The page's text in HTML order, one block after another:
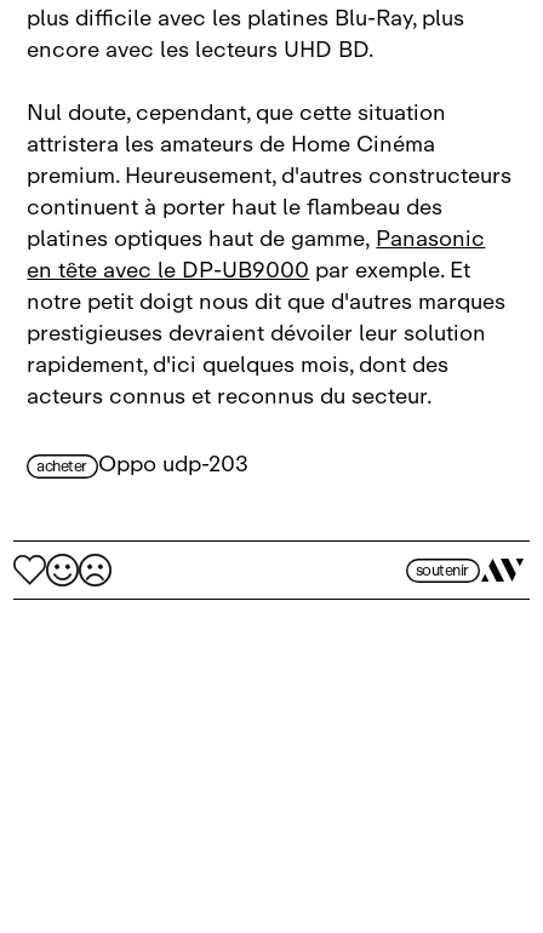
plus difficile avec les platines Blu‑Ray, plus
encore avec les lecteurs UHD BD.
Nul doute, cependant, que cette situation
attristera les amateurs de Home Cinéma
premium. Heureusement, d'autres constructeurs
continuent à porter haut le flambeau des
platines optiques haut de gamme,Panasonic
en tête avec le DP‑UB9000par exemple. Et
notre petit doigt nous dit que d'autres marques
prestigieuses devraient dévoiler leur solution
rapidement, d'ici quelques mois, dont des
acteurs connus et reconnus du secteur.
acheter Oppo udp-203
soutenir